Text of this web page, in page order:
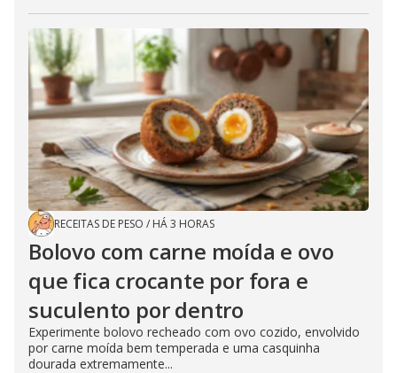
RECEITAS DE PESO / HÁ 3 HORAS
Bolovo com carne moída e ovo
que fica crocante por fora e
suculento por dentro
Experimente bolovo recheado com ovo cozido, envolvido
por carne moída bem temperada e uma casquinha
dourada extremamente...